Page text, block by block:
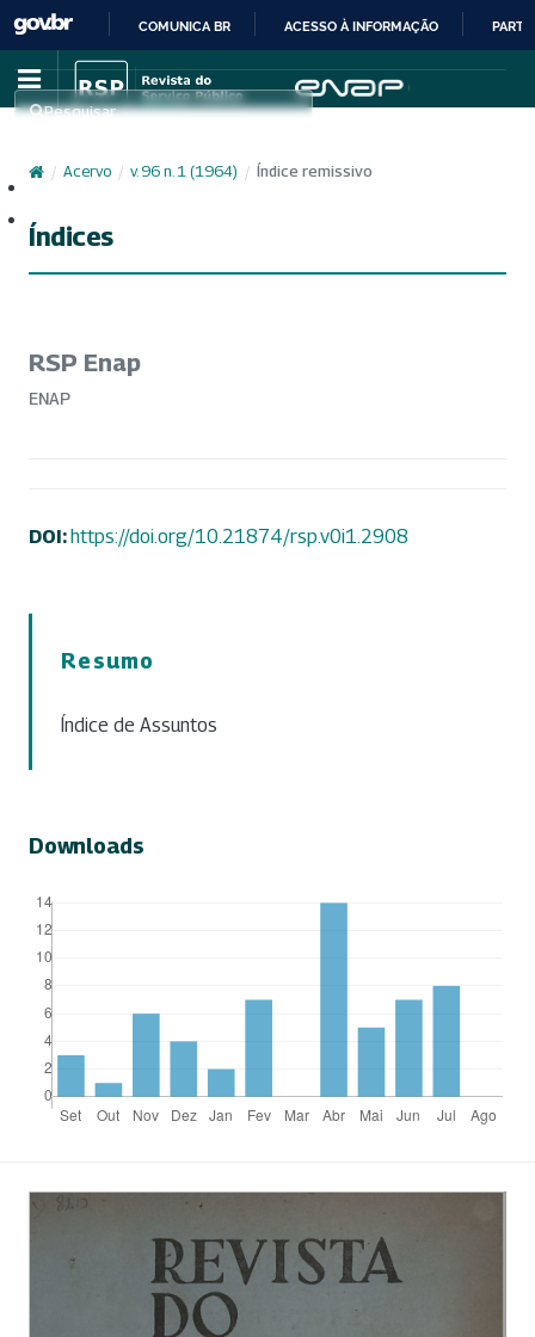
IR
PARA
CONTEÚDO
COMUNICA BR ACESSO À INFORMAÇÃO
Pesquisar
Acesso
/ Acervo / v. 96 n. 1 (1964) / Índice remissivo
Índices
RSP Enap
ENAP
DOI:https://doi.org/10.21874/rsp.v0i1.2908
Resumo
Índice de Assuntos
Downloads